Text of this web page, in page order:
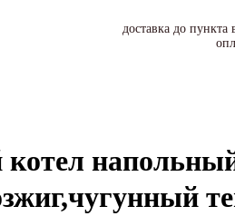
доставка до
котел